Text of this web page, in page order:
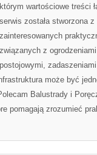
którym wartościowe treści
serwis została stworzona
zainteresowanych
związanych z
postojowymi,
może być
Balustrady i
pomagają zrozumieć